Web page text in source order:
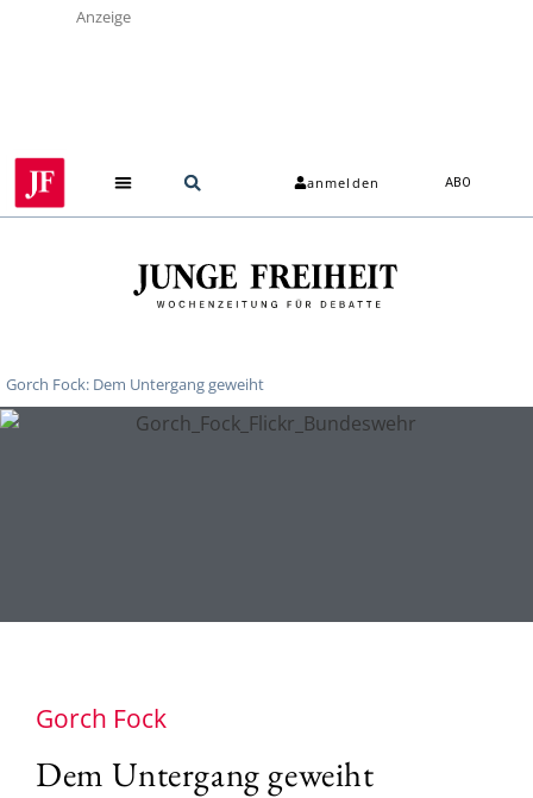
Anzeige
anmelden ABO
Gorch Fock: Dem Untergang geweiht
Gorch Fock
Dem Untergang geweiht